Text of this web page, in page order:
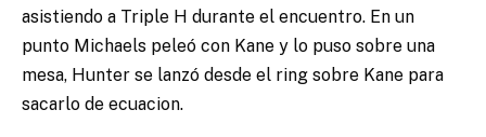
asistiendo a Triple H durante el encuentro. En un
punto Michaels peleó con Kane y lo puso sobre una
mesa, Hunter se lanzó desde el ring sobre Kane para
sacarlo de ecuacion.